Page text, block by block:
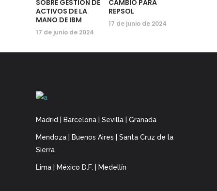
SOBRE GESTIÓN DE
ACTIVOS DE LA
MANO DE IBM
17 de junio de 2024
CAMBIO PARA
REPSOL
17 de junio de 2024
Madrid | Barcelona | Sevilla | Granada
Mendoza | Buenos Aires | Santa Cruz de la
Sierra
Lima | México D.F. | Medellín